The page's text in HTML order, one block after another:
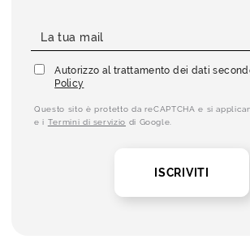
Autorizzo al trattamento dei dati
Policy
Questo sito è protetto da reCAPTCHA e si
e i Termini di servizio di Google.
ISCRIVITI